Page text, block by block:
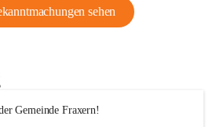
sehen
Gemeinde Fraxern!